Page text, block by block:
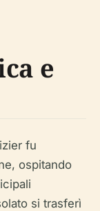
e
fu
ospitando
si trasferì